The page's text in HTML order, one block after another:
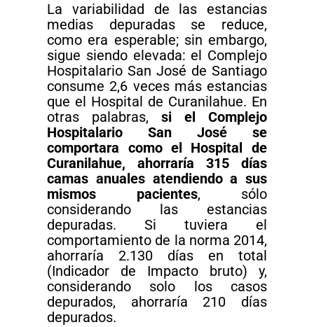
La variabilidad de las estancias
medias depuradas se reduce,
como era esperable; sin embargo,
sigue siendo elevada: el Complejo
Hospitalario San José de Santiago
consume 2,6 veces más estancias
que el Hospital de Curanilahue. En
otras palabras, si el Complejo
Hospitalario San José se
comportara como el Hospital de
Curanilahue, ahorraría 315 días
camas anuales atendiendo a sus
mismos pacientes, sólo
considerando las estancias
depuradas. Si tuviera el
comportamiento de la norma 2014,
ahorraría 2.130 días en total
(Indicador de Impacto bruto) y,
considerando solo los casos
depurados, ahorraría 210 días
depurados.